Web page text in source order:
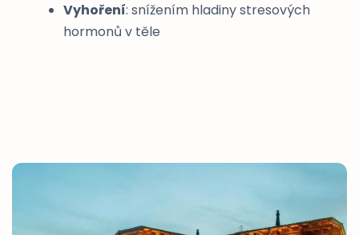
Vyhoření: snížením hladiny stresových
hormonů v těle